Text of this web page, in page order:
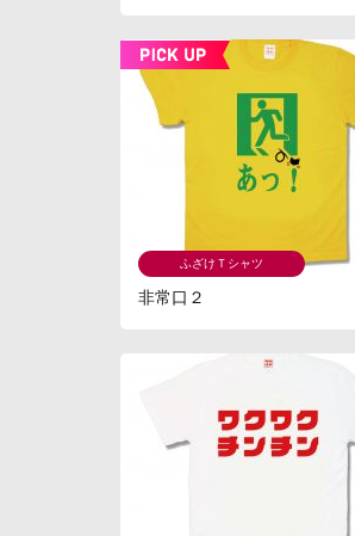
ふざけＴシャツ
非常口２